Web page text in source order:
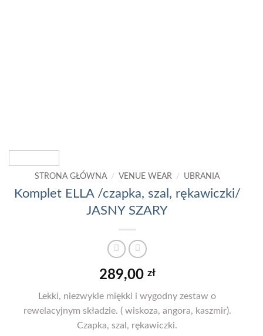
STRONA GŁÓWNA / VENUE WEAR / UBRANIA
Komplet ELLA /czapka, szal, rękawiczki/
JASNY SZARY
289,00 zł
Lekki, niezwykle miękki i wygodny zestaw o
rewelacyjnym składzie. ( wiskoza, angora, kaszmir).
Czapka, szal, rękawiczki.